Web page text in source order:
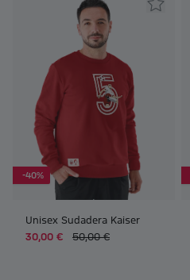
-40%
Unisex Sudadera Kaiser
30,00 €
50,00 €